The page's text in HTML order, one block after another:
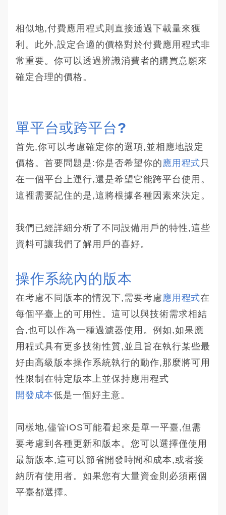
相似地,付費應用程式則直接通過下載量來獲
利。此外,設定合適的價格對於付費應用程式非
常重要。你可以透過辨識消費者的購買意願來
確定合理的價格。
單平台或跨平台?
首先,你可以考慮確定你的選項,並相應地設定
價格。首要問題是:你是否希望你的 應用程式 只
在一個平台上運行,還是希望它能跨平台使用。
這裡需要記住的是,這將根據各種因素來決定。
我們已經詳細分析了不同設備用戶的特性,這些
資料可讓我們了解用戶的喜好。
操作系統內的版本
在考慮不同版本的情況下,需要考慮 應用程式在
每個平臺上的可用性。這可以與技術需求相結
合,也可以作為一種過濾器使用。例如,如果應
用程式具有更多技術性質,並且旨在執行某些最
好由高級版本操作系統執行的動作,那麼將可用
性限制在特定版本上並保持應用程式
開發成本低是一個好主意。
同樣地,儘管iOS可能看起來是單一平臺,但需
要考慮到各種更新和版本。您可以選擇僅使用
最新版本,這可以節省開發時間和成本,或者接
納所有使用者。如果您有大量資金則必須兩個
平臺都選擇。